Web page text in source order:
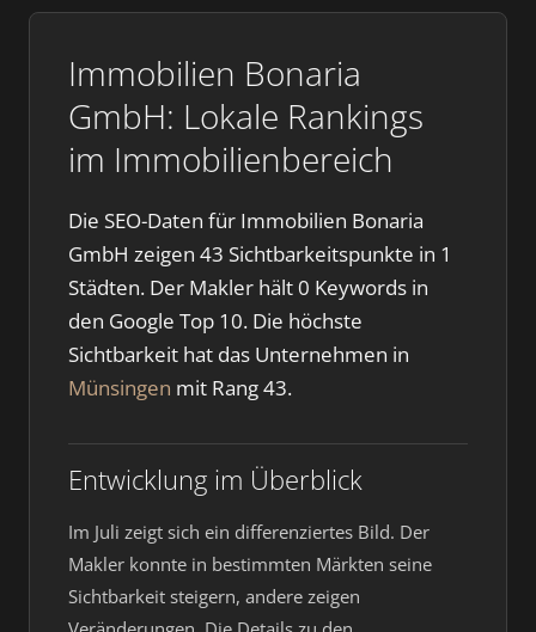
Immobilien Bonaria
GmbH: Lokale Rankings
im Immobilienbereich
Die SEO-Daten für Immobilien Bonaria
GmbH zeigen 43 Sichtbarkeitspunkte in 1
Städten. Der Makler hält 0 Keywords in
den Google Top 10. Die höchste
Sichtbarkeit hat das Unternehmen in
Münsingen mit Rang 43.
Entwicklung im Überblick
Im Juli zeigt sich ein differenziertes Bild. Der
Makler konnte in bestimmten Märkten seine
Sichtbarkeit steigern, andere zeigen